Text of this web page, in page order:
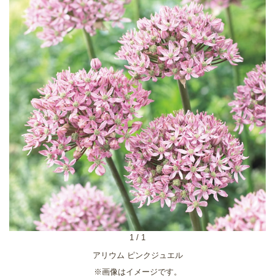
アリウム ピンクジュエル
※画像はイメージです。
1 / 1